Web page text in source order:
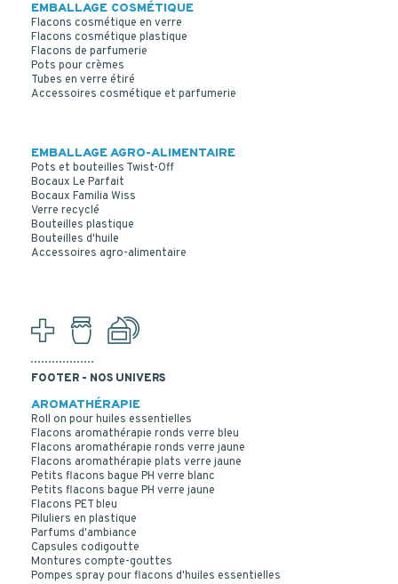
COUVERCLE VISSANT INVIOLABLE PE BLANC
SCREWLOCK CAP 91*20
EMBALLAGE COSMÉTIQUE
Flacons cosmétique en verre
Flacons cosmétique plastique
Flacons de parfumerie
Pots pour crèmes
Tubes en verre étiré
Accessoires cosmétique et parfumerie
EMBALLAGE AGRO-ALIMENTAIRE
Pots et bouteilles Twist-Off
Bocaux Le Parfait
Bocaux Familia Wiss
Verre recyclé
Bouteilles plastique
Bouteilles d'huile
Accessoires agro-alimentaire
FOOTER - NOS UNIVERS
AROMATHÉRAPIE
Roll on pour huiles essentielles
Flacons aromathérapie ronds verre bleu
Flacons aromathérapie ronds verre jaune
Flacons aromathérapie plats verre jaune
Petits flacons bague PH verre blanc
Petits flacons bague PH verre jaune
Flacons PET bleu
Piluliers en plastique
Parfums d'ambiance
Capsules codigoutte
Montures compte-gouttes
Pompes spray pour flacons d'huiles essentielles